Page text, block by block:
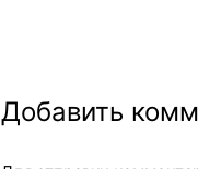
Добавить